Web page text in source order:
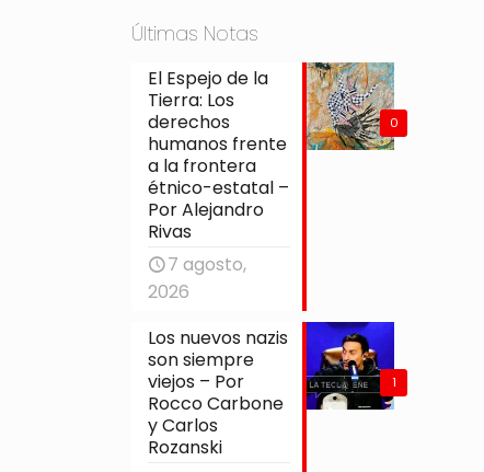
Últimas Notas
0
El Espejo de la
Tierra: Los
derechos
humanos frente
a la frontera
étnico-estatal –
Por Alejandro
Rivas
7 agosto,
2026
1
Los nuevos nazis
son siempre
viejos – Por
Rocco Carbone
y Carlos
Rozanski